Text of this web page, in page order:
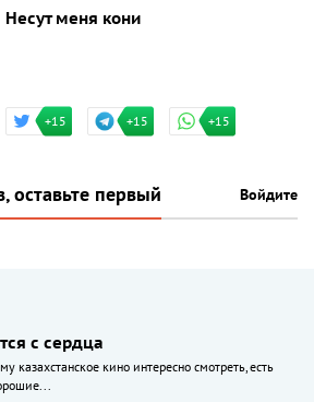
Несут меня кони
+15 +15 +15
оставьте первый Войдите
с сердца
казахстанское кино интересно смотреть, есть